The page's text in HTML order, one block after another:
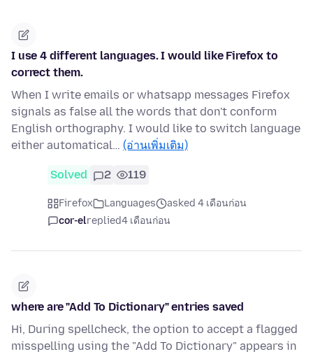
I use 4 different languages. I would like Firefox to
correct them.
When I write emails or whatsapp messages Firefox
signals as false all the words that don't conform
English orthography. I would like to switch language
either automatical… (อ่านเพิ่มเติม)
Solved 2 119
Firefox Languages
asked 4 เดือนก่อน
cor-elreplied4 เดือนก่อน
where are "Add To Dictionary" entries saved
Hi, During spellcheck, the option to accept a flagged
misspelling using the "Add To Dictionary" appears in